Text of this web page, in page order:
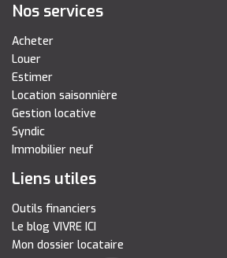
Nos services
Acheter
Louer
Estimer
Location saisonnière
Gestion locative
Syndic
Immobilier neuf
Liens utiles
Outils financiers
Le blog VIVRE ICI
Mon dossier locataire